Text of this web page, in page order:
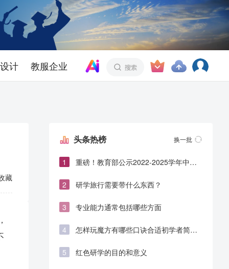
计 教服企业
藏
头条热榜 换一批
1
2
研学旅行需要带什么东西？
3 专业能力通常包括哪些方面
4
5
红色研学的目的和意义